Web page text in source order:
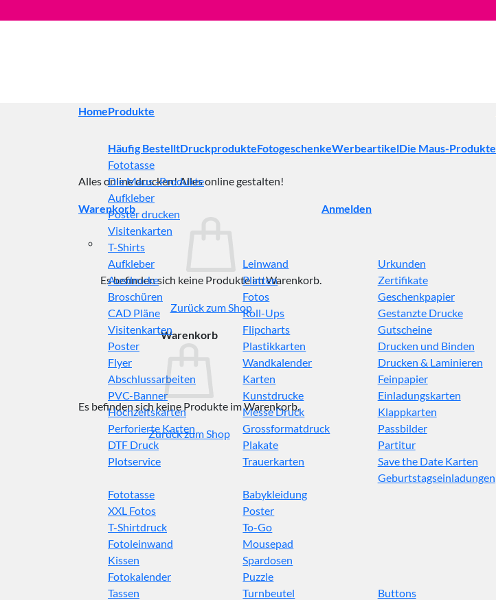
Inhalt
Alles online drucken! Alles online gestalten!
Warenkorb
Es befinden sich keine Produkte im Warenkorb.
Zurück zum Shop
Anmelden
Warenkorb
Es befinden sich keine Produkte im Warenkorb.
Zurück zum Shop
HomeProdukte
Häufig BestelltDruckprodukteFotogeschenkeWerbeartikelDie Maus-Produkte
Fototasse
Die Maus -Produkte
Aufkleber
Poster drucken
Visitenkarten
T-Shirts
Aufkleber
Ausdrucke
Broschüren
CAD Pläne
Visitenkarten
Poster
Flyer
Abschlussarbeiten
PVC-Banner
Hochzeitskarten
Perforierte Karten
DTF Druck
Plotservice
Leinwand
Platten
Fotos
Roll-Ups
Flipcharts
Plastikkarten
Wandkalender
Karten
Kunstdrucke
Messe Druck
Grossformatdruck
Plakate
Trauerkarten
Urkunden
Zertifikate
Geschenkpapier
Gestanzte Drucke
Gutscheine
Drucken und Binden
Drucken & Laminieren
Feinpapier
Einladungskarten
Klappkarten
Passbilder
Partitur
Save the Date Karten
Geburtstagseinladungen
Fototasse
XXL Fotos
T-Shirtdruck
Fotoleinwand
Kissen
Fotokalender
Babykleidung
Poster
To-Go
Mousepad
Spardosen
Puzzle
Tassen
Turnbeutel
Buttons